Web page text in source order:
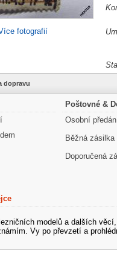
fotografií
dopravu
Poštovné &
Osobní
Běžná zásilka
Doporučená
modelů a dalších
Vy po převzetí a